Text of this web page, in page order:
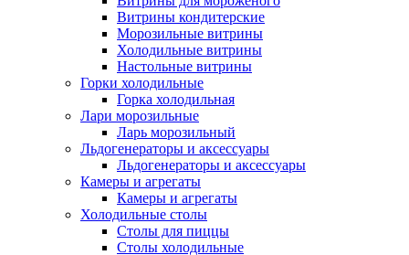
Витрины кондитерские
Морозильные витрины
Холодильные витрины
Настольные витрины
Горки холодильные
Горка холодильная
Лари морозильные
Ларь морозильный
Льдогенераторы и аксессуары
Льдогенераторы и аксессуары
Камеры и агрегаты
Камеры и агрегаты
Холодильные столы
Столы для пиццы
Столы холодильные